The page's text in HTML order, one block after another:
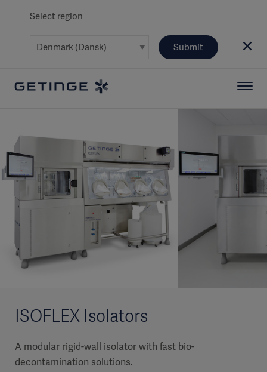
Select region
Submit
ISOFLEX Isolators
A modular rigid-wall isolator with fast bio-
decontamination solutions.